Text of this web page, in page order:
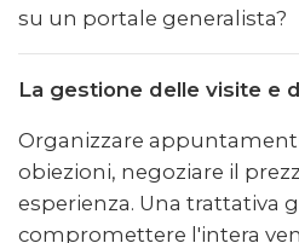
su un portale generalista?
La gestione delle visite e
Organizzare
obiezioni, negoziare il
esperienza. Una trattativa
compromettere l'intera